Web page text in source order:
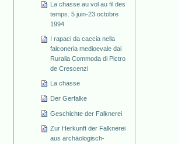
La chasse au vol au fil des
temps. 5 juin-23 octobre
1994
I rapaci da caccia nella
falconeria medioevale dai
Ruralia Commoda di Pictro
de Crescenzi
La chasse
Der Gerfalke
Geschichte der Falknerei
Zur Herkunft der Falknerei
aus archäologisch-